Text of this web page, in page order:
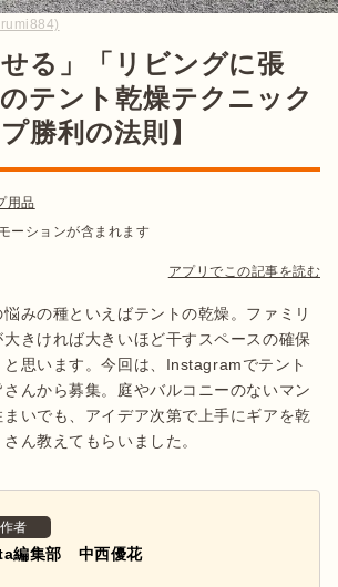
せる」「リビングに張
テント乾燥テクニック
勝利の法則】
用品
ーションが含まれます
アプリでこの記事を読む
みの種といえばテントの乾燥。ファミリ
きければ大きいほど干すスペースの確保
思います。今回は、Instagramでテント
んから募集。庭やバルコニーのないマン
いでも、アイデア次第で上手にギアを乾
ん教えてもらいました。
者
編集部 中西優花